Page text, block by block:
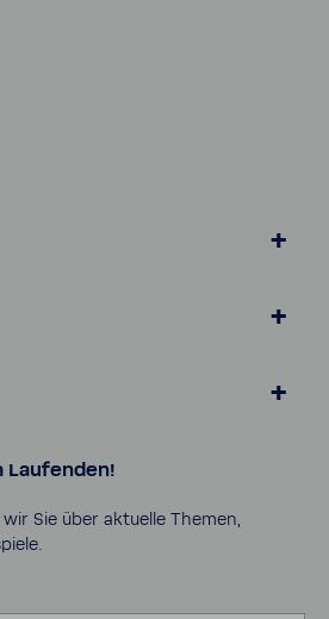
Laufenden!
Sie über aktu­elle Themen,